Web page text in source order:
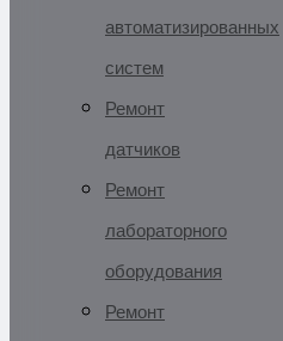
автоматизированных
систем
Ремонт
датчиков
Ремонт
лабораторного
оборудования
Ремонт